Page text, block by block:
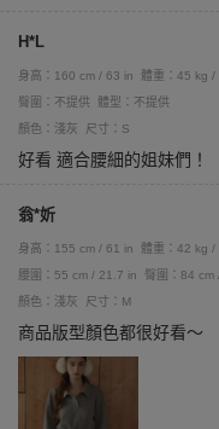
H*L
身高：160 cm / 63 in 體重：45 kg /
臀圍：不提供
體型：不提供
顏色：淺灰
尺寸：S
好看 適合腰細的姐妹們！
翁*妡
身高：155 cm / 61 in 體重：42 kg /
腰圍：55 cm / 21.7 in
臀圍：84 cm
顏色：淺灰
尺寸：M
商品版型顏色都很好看～